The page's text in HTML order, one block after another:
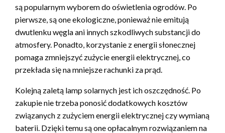
są popularnym wyborem do oświetlenia ogrodów. Po
pierwsze, są one ekologiczne, ponieważ nie emitują
dwutlenku węgla ani innych szkodliwych substancji do
atmosfery. Ponadto, korzystanie z energii słonecznej
pomaga zmniejszyć zużycie energii elektrycznej, co
przekłada się na mniejsze rachunki za prąd.
Kolejną zaletą lamp solarnych jest ich oszczędność. Po
zakupie nie trzeba ponosić dodatkowych kosztów
związanych z zużyciem energii elektrycznej czy wymianą
baterii. Dzięki temu są one opłacalnym rozwiązaniem na